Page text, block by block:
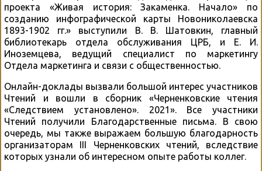
проекта «Живая история: Закаменка. Начало» по
созданию инфографической карты Новониколаевска
1893-1902 гг.» выступили В. В. Шатовкин, главный
библиотекарь отдела обслуживания ЦРБ, и Е. И.
Иноземцева, ведущий специалист по маркетингу
Отдела маркетинга и связи с общественностью.
Онлайн-доклады вызвали большой интерес участников
Чтений и вошли в сборник «Черненковские чтения
«Следствием установлено». 2021». Все участники
Чтений получили Благодарственные письма. В свою
очередь, мы также выражаем большую благодарность
организаторам III Черненковских чтений, вследствие
которых узнали об интересном опыте работы коллег.